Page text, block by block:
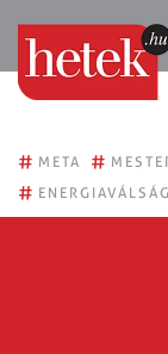
# META #
# ENERGIAVÁLSÁG